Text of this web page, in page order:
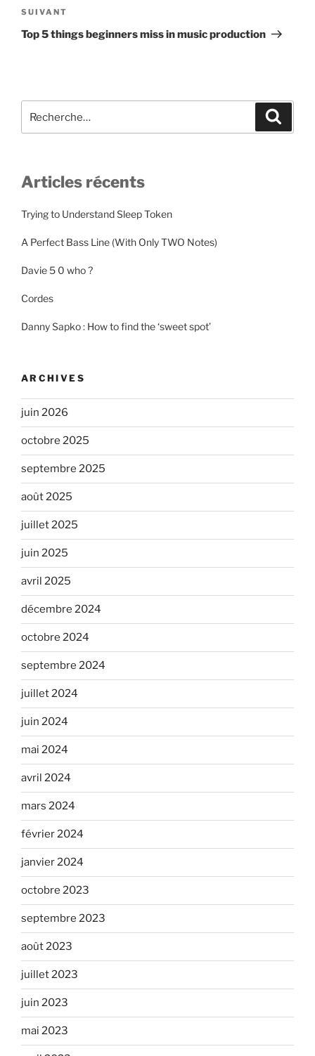
Article
suivant
SUIVANT
Top 5 things beginners miss in music production
pour
Articles récents
Trying to Understand Sleep Token
A Perfect Bass Line (With Only TWO Notes)
Davie 5 0 who ?
Cordes
Danny Sapko : How to find the ‘sweet spot’
ARCHIVES
juin 2026
octobre 2025
septembre 2025
août 2025
juillet 2025
juin 2025
avril 2025
décembre 2024
octobre 2024
septembre 2024
juillet 2024
juin 2024
mai 2024
avril 2024
mars 2024
février 2024
janvier 2024
octobre 2023
septembre 2023
août 2023
juillet 2023
juin 2023
mai 2023